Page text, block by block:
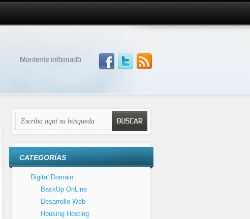
CATEGORÍAS
Digital Domain
BackUp OnLine
Desarrollo Web
Housing Hosting